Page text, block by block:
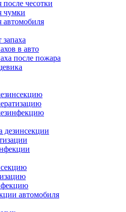
чесотки
чумки
автомобиля
запаха
в авто
после пожара
дезинсекции
автомобиля